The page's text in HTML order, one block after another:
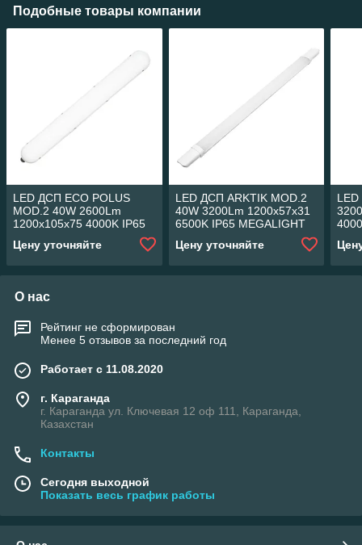
Подобные товары компании
LED ДСП ECO POLUS
MOD.2 40W 2600Lm
1200x105x75 4000K IP65
Цену уточняйте
LED ДСП ARKTIK MOD.2
40W 3200Lm 1200x57x31
6500K IP65 MEGALIGHT
Цену уточняйте
О нас
Рейтинг не сформирован
Менее 5 отзывов за последний год
Работает с 11.08.2020
г. Караганда
г. Караганда ул. Ключевая 12 оф 111, Караганда,
Казахстан
Контакты
Сегодня выходной
Показать весь график работы